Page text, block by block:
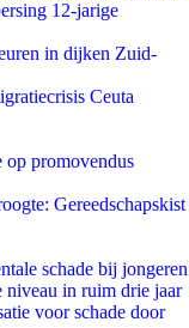
12-jarige
in dijken Zuid-
Ceuta
op promovendus
Gereedschapskist
schade bij jongeren
niveau in ruim drie jaar
voor schade door